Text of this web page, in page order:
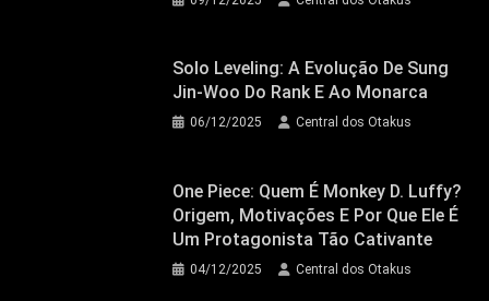
Solo Leveling: A Evolução De Sung
Jin-Woo Do Rank E Ao Monarca
06/12/2025 Central dos Otakus
One Piece: Quem É Monkey D. Luffy?
Origem, Motivações E Por Que Ele É
Um Protagonista Tão Cativante
04/12/2025 Central dos Otakus